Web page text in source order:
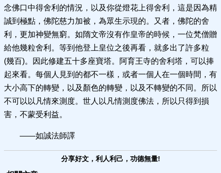
念佛口中得舍利的情況，以及你從燈花上得舍利，這是因為精
誠到極點，佛陀慈力加被，為眾生示現的。又者，佛陀的舍
利，更加神變無窮。如隋文帝沒有作皇帝的時候，一位梵僧贈
給他幾粒舍利。等到他登上皇位之後再看，就多出了許多粒
(幾百)。因此修建五十多座寶塔。阿育王寺的舍利塔，可以捧
起來看。每個人見到的都不一樣，或者一個人在一個時間，有
大小高下的轉變，以及顏色的轉變，以及不轉變的不同。所以
不可以以凡情來測度。世人以凡情測度佛法，所以只得到損
害，不蒙受利益。
——如誠法師譯
分享好文，利人利己，功德無量!